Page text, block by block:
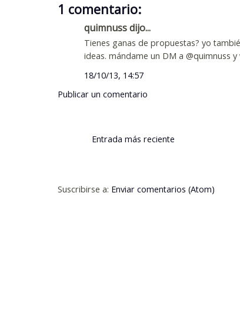
1 comentario:
quimnuss dijo...
Tienes ganas de propuestas? yo
ideas. mándame un DM a @quimnuss y
18/10/13, 14:57
Publicar un comentario
Entrada más reciente
Suscribirse a: Enviar comentarios (Atom)